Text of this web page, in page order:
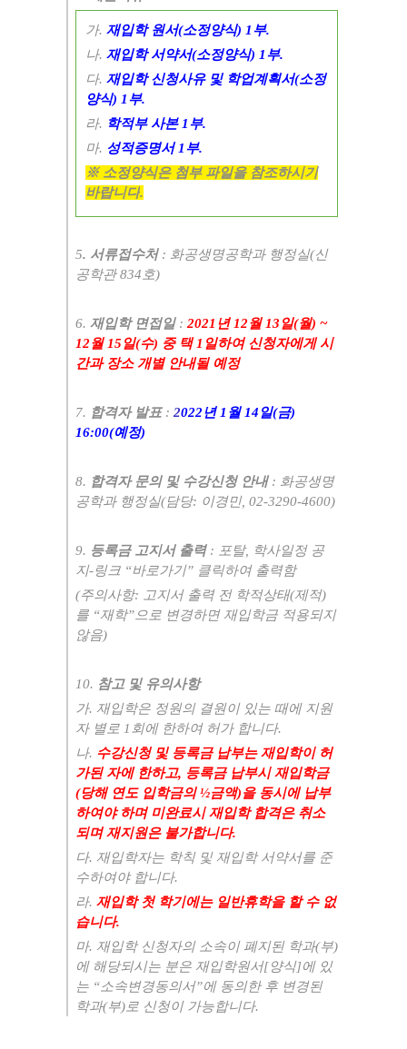
가. 재입학 원서(소정양식) 1부.
나. 재입학 서약서(소정양식) 1부.
다. 재입학 신청사유 및 학업계획서(소정
양식) 1부.
라. 학적부 사본1부.
마. 성적증명서1부.
※ 소정양식은 첨부 파일을 참조하시기
바랍니다.
5. 서류접수처 : 화공생명공학과 행정실(신
공학관834호)
6. 재입학 면접일 : 2021 년12월13 일(월) ~
12월15 일(수) 중 택1 일하여 신청자에게 시
간과 장소 개별 안내될 예정
7. 합격자 발표 : 2022년1 월14 일(금)
16:00(예정)
8. 합격자 문의 및 수강신청 안내 : 화공생명
공학과 행정실(담당: 이경민, 02-3290-4600)
9. 등록금 고지서 출력 : 포탈, 학사일정 공
지-링크 “바로가기” 클릭하여 출력함
(주의사항: 고지서 출력 전 학적상태(제적)
를 “재학”으로 변경하면 재입학금 적용되지
않음)
10. 참고 및 유의사항
가. 재입학은 정원의 결원이 있는 때에 지원
자 별로 1회에 한하여 허가 합니다.
나. 수강신청 및 등록금 납부는 재입학이 허
가된 자에 한하고, 등록금 납부시 재입학금
(당해 연도 입학금의½금액)을 동시에 납부
하여야 하며 미완료시 재입학 합격은 취소
되며 재지원은 불가합니다.
다. 재입학자는 학칙 및 재입학 서약서를 준
수하여야 합니다.
라. 재입학 첫 학기에는 일반휴학을 할 수 없
습니다.
마. 재입학 신청자의 소속이 폐지된 학과(부)
에 해당되시는 분은 재입학원서[양식]에 있
는 “소속변경동의서”에 동의한 후 변경된
학과(부)로 신청이 가능합니다.